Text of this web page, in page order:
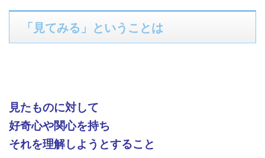
「見てみる」ということは
見たものに対して
好奇心や関心を持ち
それを理解しようとすること